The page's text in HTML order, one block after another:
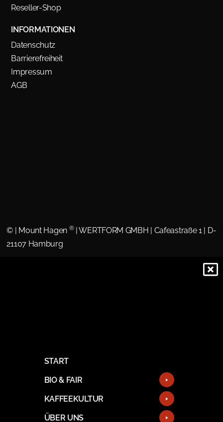
Reseller-Shop
INFORMATIONEN
Datenschutz
Barrierefreiheit
Impressum
AGB
© | Mount Hagen ®| WERTFORM GMBH | Cafeastraße 1 | D-
21107 Hamburg
START
BIO & FAIR
KAFFEEKULTUR
ÜBER UNS